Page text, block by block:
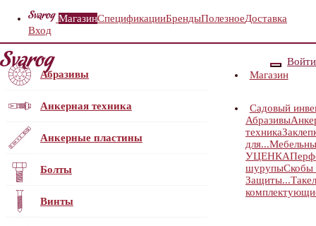
МагазинСпецификацииБрендыПолезноеДоставка
Вход
Войти
Абразивы
Анкерная техника
Анкерные пластины
Болты
Винты
Магазин
Садовый
Абразивы
техника
для...
УЦЕНКА
шурупыСкобы
Защиты...